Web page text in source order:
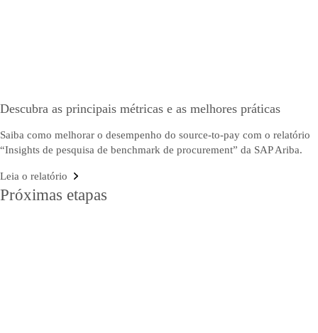
Descubra as principais métricas e as melhores práticas
Saiba como melhorar o desempenho do source-to-pay com o relatório
“Insights de pesquisa de benchmark de procurement” da SAP Ariba.
Leia o relatório
Próximas etapas